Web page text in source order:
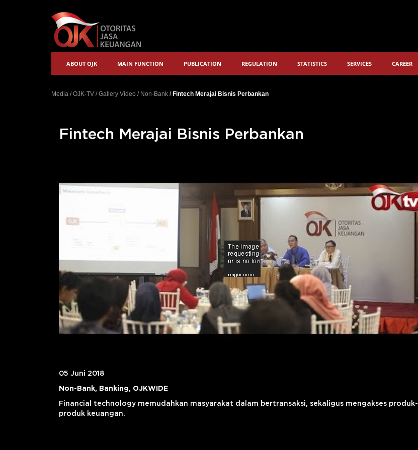
ABOUT OJK MAIN FUNCTION PUBLICATION REGULATION STATISTICS SERVICES CAREER
Media / OJK-TV / Gallery Video / Non-Bank / Fintech Merajai Bisnis Perbankan
Fintech Merajai Bisnis Perbankan
05 Juni 2018
Non-Bank, Banking, OJKWIDE
Financial technology memudahkan masyarakat dalam bertransaksi, sekaligus mengakses produk-
produk keuangan.